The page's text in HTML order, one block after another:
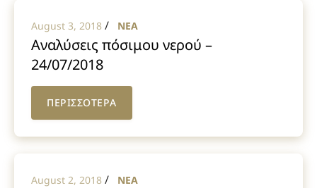
August 3, 2018 / NEA
Αναλύσεις πόσιμου νερού –
24/07/2018
ΠΕΡΙΣΣΟΤΕΡΑ
August 2, 2018 / NEA